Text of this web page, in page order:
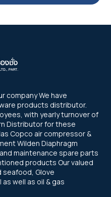
company We have
products distributor.
with yearly turnover of
Distributor for these
Copco air compressor &
Wilden Diaphragm
maintenance spare parts
products Our valued
seafood, Glove
well as oil & gas